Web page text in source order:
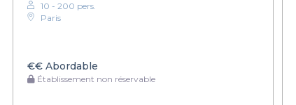
10 - 200 pers.
Paris
€€ Abordable
Établissement non réservable